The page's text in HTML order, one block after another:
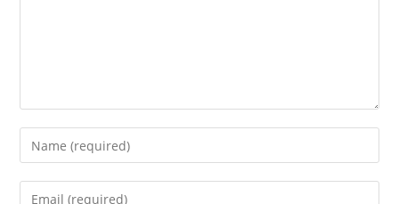
Enter
your
name
Enter